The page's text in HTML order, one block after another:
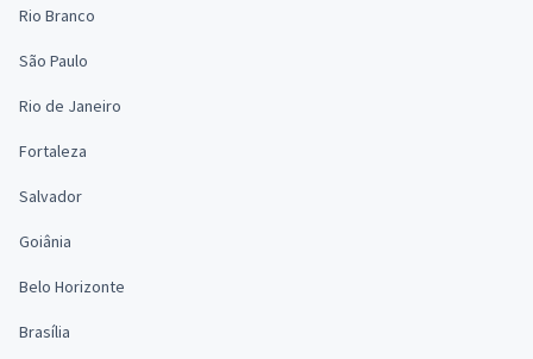
Rio Branco
São Paulo
Rio de Janeiro
Fortaleza
Salvador
Goiânia
Belo Horizonte
Brasília